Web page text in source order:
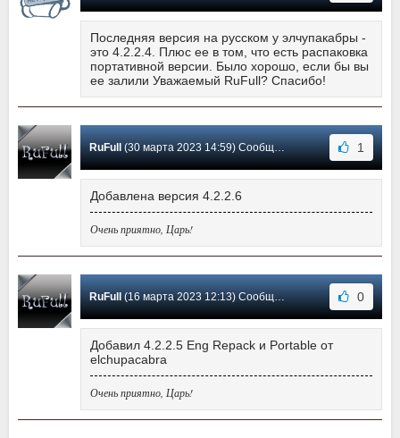
Последняя версия на русском у элчупакабры -
это 4.2.2.4. Плюс ее в том, что есть распаковка
портативной версии. Было хорошо, если бы вы
ее залили Уважаемый RuFull? Спасибо!
RuFull (30 марта 2023 14:59) Сообщение #396 1
Добавлена версия 4.2.2.6
Очень приятно, Царь!
RuFull (16 марта 2023 12:13) Сообщение #395 0
Добавил 4.2.2.5 Eng Repack и Portable от
elchupacabra
Очень приятно, Царь!